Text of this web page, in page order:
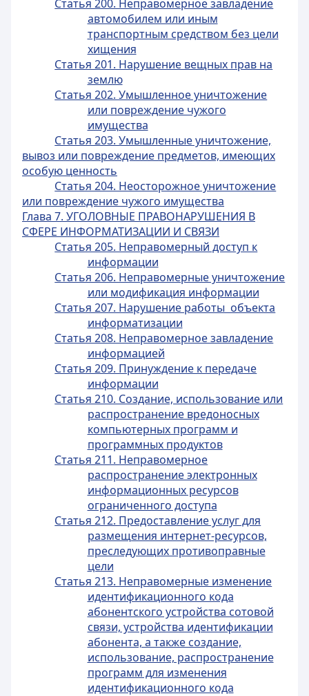
Статья 200. Неправомерное завладение
автомобилем или иным
транспортным средством без цели
хищения
Статья 201. Нарушение вещных прав на
землю
Статья 202. Умышленное уничтожение
или повреждение чужого
имущества
Статья 203. Умышленные уничтожение,
вывоз или повреждение предметов, имеющих
особую ценность
Статья 204. Неосторожное уничтожение
или повреждение чужого имущества
Глава 7. УГОЛОВНЫЕ ПРАВОНАРУШЕНИЯ В
СФЕРЕ ИНФОРМАТИЗАЦИИ И СВЯЗИ
Статья 205. Неправомерный доступ к
информации
Статья 206. Неправомерные уничтожение
или модификация информации
Статья 207. Нарушение работы объекта
информатизации
Статья 208. Неправомерное завладение
информацией
Статья 209. Принуждение к передаче
информации
Статья 210. Создание, использование или
распространение вредоносных
компьютерных программ и
программных продуктов
Статья 211. Неправомерное
распространение электронных
информационных ресурсов
ограниченного доступа
Статья 212. Предоставление услуг для
размещения интернет-ресурсов,
преследующих противоправные
цели
Статья 213. Неправомерные изменение
идентификационного кода
абонентского устройства сотовой
связи, устройства идентификации
абонента, а также создание,
использование, распространение
программ для изменения
идентификационного кода